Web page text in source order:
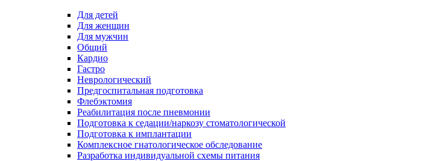
Для детей
Для женщин
Для мужчин
Общий
Кардио
Гастро
Неврологический
Предгоспитальная подготовка
Флебэктомия
Реабилитация после пневмонии
Подготовка к седации/наркозу стоматологической
Подготовка к имплантации
Комплексное гнатологическое обследование
Разработка индивидуальной схемы питания